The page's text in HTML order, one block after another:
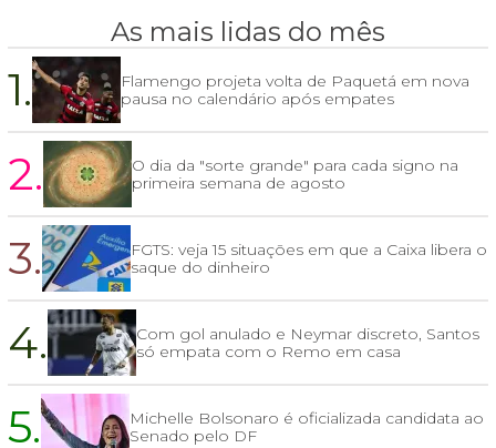
As mais lidas do mês
1.
Flamengo projeta volta de Paquetá em nova
pausa no calendário após empates
2.
O dia da "sorte grande" para cada signo na
primeira semana de agosto
3.
FGTS: veja 15 situações em que a Caixa libera o
saque do dinheiro
4.
Com gol anulado e Neymar discreto, Santos
só empata com o Remo em casa
5.
Michelle Bolsonaro é oficializada candidata ao
Senado pelo DF